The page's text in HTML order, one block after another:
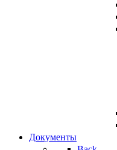
Документы